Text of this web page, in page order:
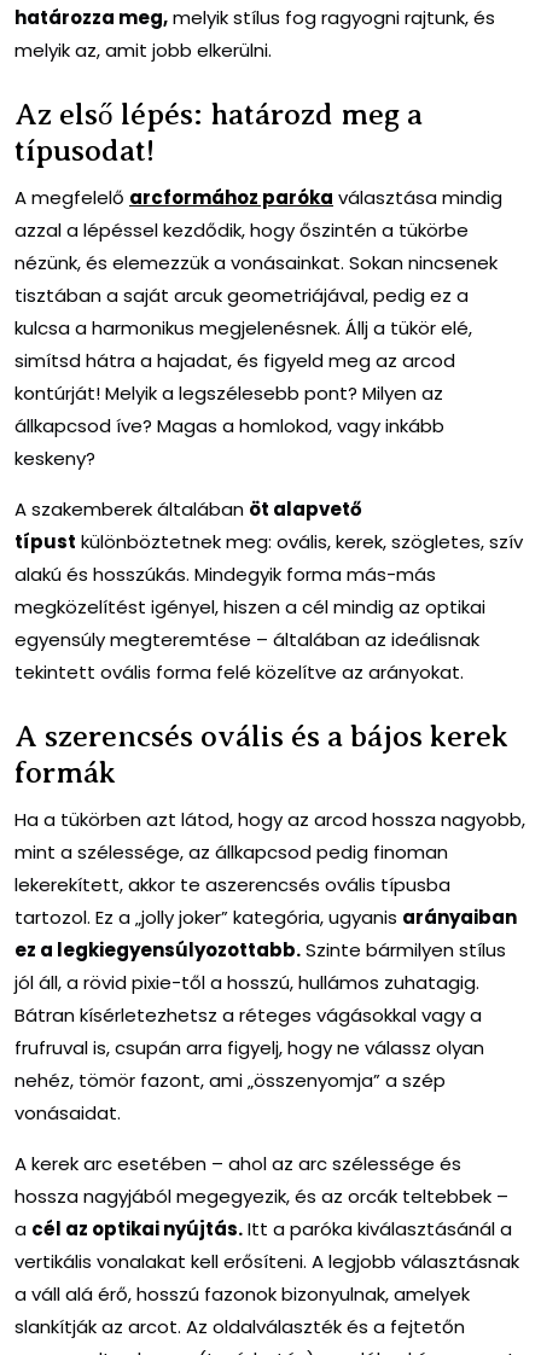
határozza meg,melyik stílus fog ragyogni rajtunk, és
melyik az, amit jobb elkerülni.
Az első lépés: határozd meg a
típusodat!
A megfelelő arcformához paróka választása mindig
azzal a lépéssel kezdődik, hogy őszintén a tükörbe
nézünk, és elemezzük a vonásainkat. Sokan nincsenek
tisztában a saját arcuk geometriájával, pedig ez a
kulcsa a harmonikus megjelenésnek. Állj a tükör elé,
simítsd hátra a hajadat, és figyeld meg az arcod
kontúrját! Melyik a legszélesebb pont? Milyen az
állkapcsod íve? Magas a homlokod, vagy inkább
keskeny?
A szakemberek általában öt alapvető
típust különböztetnek meg: ovális, kerek, szögletes, szív
alakú és hosszúkás. Mindegyik forma más-más
megközelítést igényel, hiszen a cél mindig az optikai
egyensúly megteremtése – általában az ideálisnak
tekintett ovális forma felé közelítve az arányokat.
A szerencsés ovális és a bájos kerek
formák
Ha a tükörben azt látod, hogy az arcod hossza nagyobb,
mint a szélessége, az állkapcsod pedig finoman
lekerekített, akkor te aszerencsés ovális típusba
tartozol. Ez a „jolly joker” kategória, ugyanis arányaiban
ez a legkiegyensúlyozottabb.Szinte bármilyen stílus
jól áll, a rövid pixie-től a hosszú, hullámos zuhatagig.
Bátran kísérletezhetsz a réteges vágásokkal vagy a
frufruval is, csupán arra figyelj, hogy ne válassz olyan
nehéz, tömör fazont, ami „összenyomja” a szép
vonásaidat.
A kerek arc esetében – ahol az arc szélessége és
hossza nagyjából megegyezik, és az orcák teltebbek –
a cél az optikai nyújtás.Itt a paróka kiválasztásánál a
vertikális vonalakat kell erősíteni. A legjobb választásnak
a váll alá érő, hosszú fazonok bizonyulnak, amelyek
slankítják az arcot. Az oldalválaszték és a fejtetőn